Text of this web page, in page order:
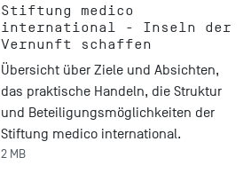
Stiftung medico
international - Inseln der
Vernunft schaffen
Übersicht über Ziele und Absichten,
das praktische Handeln, die Struktur
und Beteiligungsmöglichkeiten der
Stiftung medico international.
2 MB